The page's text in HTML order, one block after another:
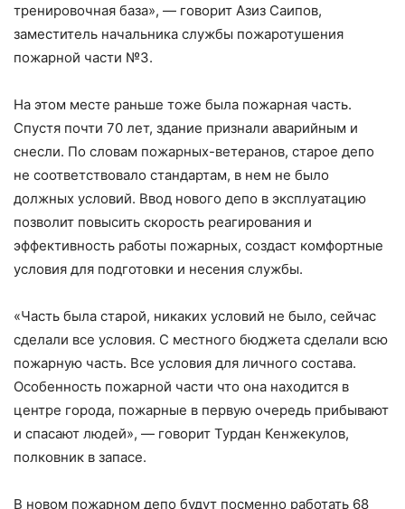
тренировочная база», — говорит Азиз Саипов,
заместитель начальника службы пожаротушения
пожарной части №3.
На этом месте раньше тоже была пожарная часть.
Спустя почти 70 лет, здание признали аварийным и
снесли. По словам пожарных-ветеранов, старое депо
не соответствовало стандартам, в нем не было
должных условий. Ввод нового депо в эксплуатацию
позволит повысить скорость реагирования и
эффективность работы пожарных, создаст комфортные
условия для подготовки и несения службы.
«Часть была старой, никаких условий не было, сейчас
сделали все условия. С местного бюджета сделали всю
пожарную часть. Все условия для личного состава.
Особенность пожарной части что она находится в
центре города, пожарные в первую очередь прибывают
и спасают людей», — говорит Турдан Кенжекулов,
полковник в запасе.
В новом пожарном депо будут посменно работать 68